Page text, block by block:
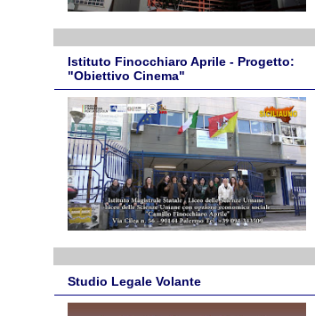
Istituto Finocchiaro Aprile - Progetto:
"Obiettivo Cinema"
Studio Legale Volante